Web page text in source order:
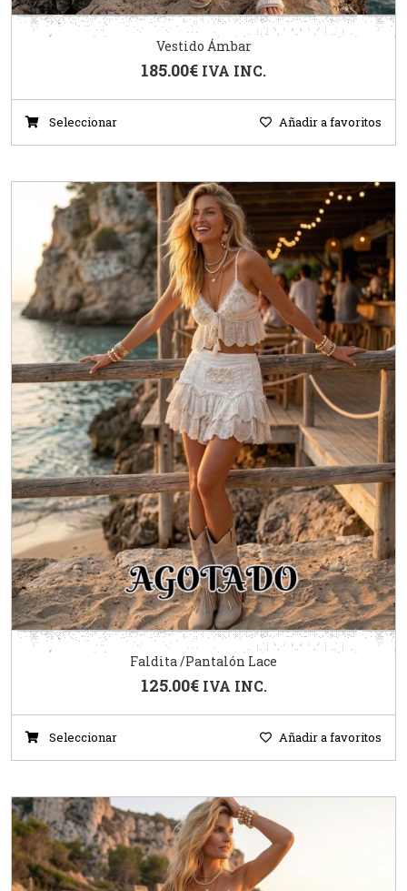
Vestido Ámbar
185.00€ IVA INC.
Seleccionar Añadir a favoritos
Faldita /Pantalón Lace
125.00€ IVA INC.
Seleccionar Añadir a favoritos